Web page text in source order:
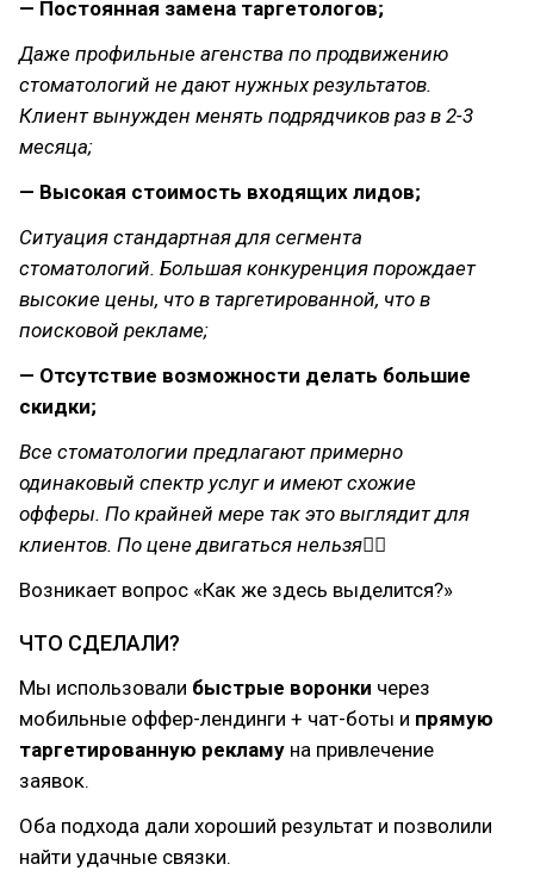
— Постоянная замена таргетологов;
Даже профильные агенства по продвижению
стоматологий не дают нужных результатов.
Клиент вынужден менять подрядчиков раз в 2-3
месяца;
— Высокая стоимость входящих лидов;
Ситуация стандартная для сегмента
стоматологий. Большая конкуренция порождает
высокие цены, что в таргетированной, что в
поисковой рекламе;
— Отсутствие возможности делать большие
скидки;
Все стоматологии предлагают примерно
одинаковый спектр услуг и имеют схожие
офферы. По крайней мере так это выглядит для
клиентов. По цене двигаться нельзя☝🏻
Возникает вопрос «Как же здесь выделится?»
ЧТО СДЕЛАЛИ?
Мы использовали быстрые воронки через
мобильные оффер-лендинги + чат-боты и прямую
таргетированную рекламу на привлечение
заявок.
Оба подхода дали хороший результат и позволили
найти удачные связки.